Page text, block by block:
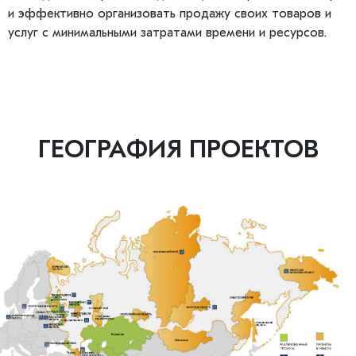
и эффективно организовать продажу своих товаров и
услуг с минимальными затратами времени и ресурсов.
ГЕОГРАФИЯ ПРОЕКТОВ